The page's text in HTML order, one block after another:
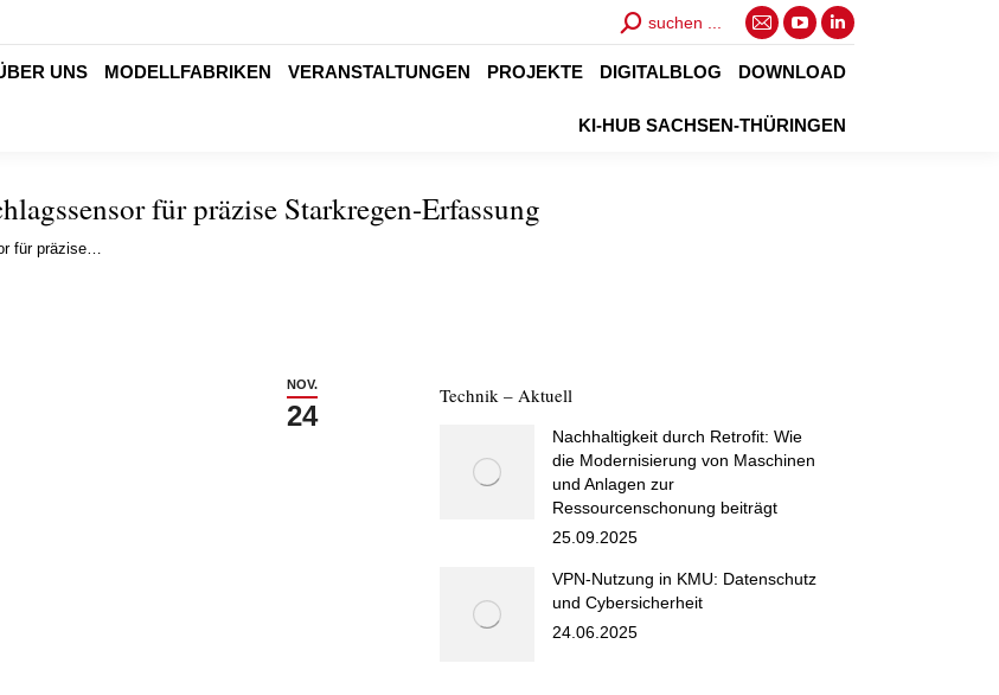
Search:
suchen ...
E-
Mail
opens
YouTube
page
in
Linkedin
page
in
UNS MODELLFABRIKEN VERANSTALTUNGEN PROJEKTE DIGITALBLOG DOWNLOAD
KI-HUB SACHSEN-THÜRINGEN
für präzise Starkregen-Erfassung
für präzise…
NOV.
24
Technik – Aktuell
Nachhaltigkeit durch Retrofit: Wie
die Modernisierung von Maschinen
und Anlagen zur
Ressourcenschonung beiträgt
25.09.2025
VPN-Nutzung in KMU: Datenschutz
und Cybersicherheit
24.06.2025